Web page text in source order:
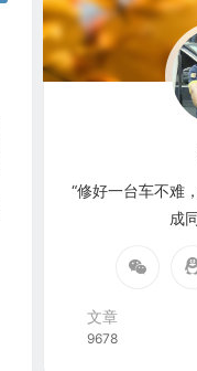
“修好一台车不难
成
文章
9678